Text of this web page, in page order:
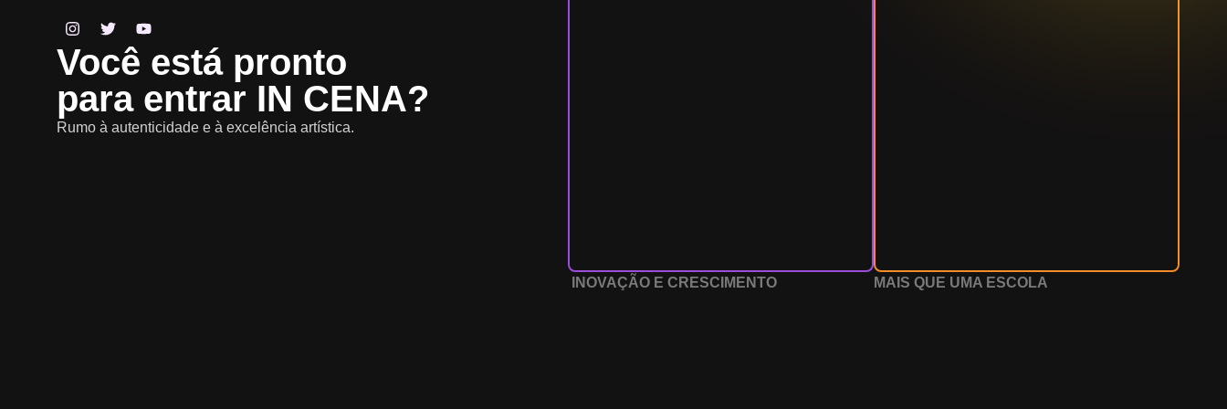
Você está pronto
para entrar IN CENA?
Rumo à autenticidade e à excelência artística.
INOVAÇÃO E CRESCIMENTO MAIS QUE UMA ESCOLA